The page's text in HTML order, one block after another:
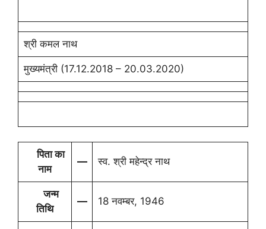
श्री कमल नाथ
मुख्‍यमंत्री (17.12.2018 – 20.03.2020)
पिता का
नाम
— स्‍व. श्री महेन्‍द्र नाथ
जन्म
तिथि
— 18 नवम्‍बर, 1946